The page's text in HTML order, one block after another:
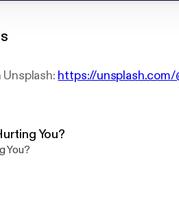
https://unsplash.com/
You?
You?